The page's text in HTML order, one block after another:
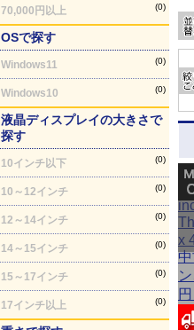
70,000円以上 (0)
OSで探す
Windows11 (0)
Windows10 (0)
液晶ディスプレイの大きさで
探す
10インチ以下 (0)
10～12インチ (0)
12～14インチ (0)
14～15インチ (0)
15～17インチ (0)
17インチ以上 (0)